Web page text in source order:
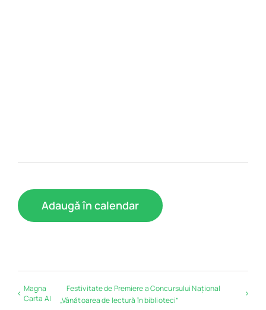
Adaugă în calendar
Magna
Carta AI
Festivitate de Premiere a Concursului Național
„Vânătoarea de lectură în biblioteci”